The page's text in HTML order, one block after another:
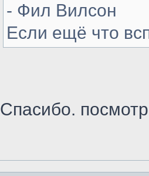
- Фил Вилсон
Если ещё что
Спасибо.